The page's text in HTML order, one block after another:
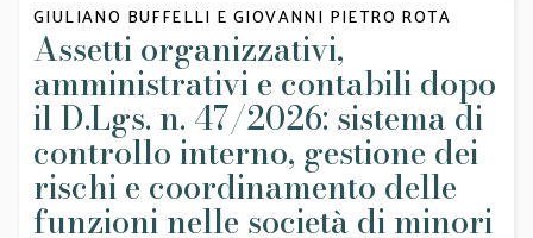
GIULIANO BUFFELLI E GIOVANNI PIETRO ROTA
Assetti organizzativi,
amministrativi e contabili dopo
il D.Lgs. n. 47/2026: sistema di
controllo interno, gestione dei
rischi e coordinamento delle
funzioni nelle società di minori